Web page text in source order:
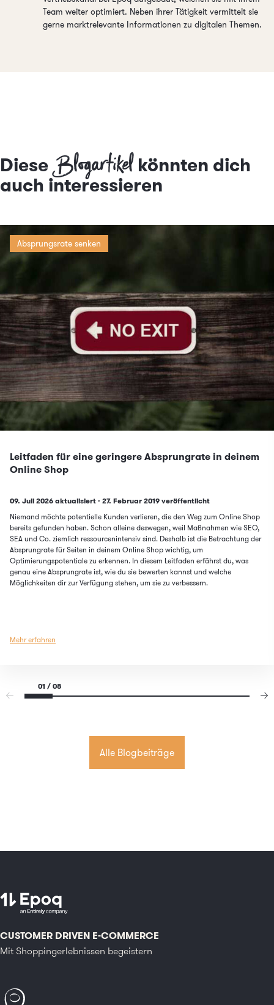
Team weiter optimiert. Neben ihrer Tätigkeit vermittelt sie
gerne marktrelevante Informationen zu digitalen Themen.
Diese Blogartikelkönnten dich
auch interessieren
Absprungsrate senken
Leitfaden für eine geringere Absprungrate in deinem
Online Shop
Updated on
09. Juli 2026 aktualisiert · Published on
27. Februar 2019 veröffentlicht
Niemand möchte potentielle Kunden verlieren, die den Weg zum Online Shop
bereits gefunden haben. Schon alleine deswegen, weil Maßnahmen wie SEO,
SEA und Co. ziemlich ressourcenintensiv sind. Deshalb ist die Betrachtung der
Absprungrate für Seiten in deinem Online Shop wichtig, um
Optimierungspotentiale zu erkennen. In diesem Leitfaden erfährst du, was
genau eine Absprungrate ist, wie du sie bewerten kannst und welche
Möglichkeiten dir zur Verfügung stehen, um sie zu verbessern.
Mehr erfahren
01 / 08
Alle Blogbeiträge
CUSTOMER DRIVEN E-COMMERCE
Mit Shoppingerlebnissen begeistern